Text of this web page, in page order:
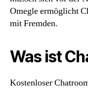
Omegle ermöglicht
mit Fremden.
Was ist
Kostenloser